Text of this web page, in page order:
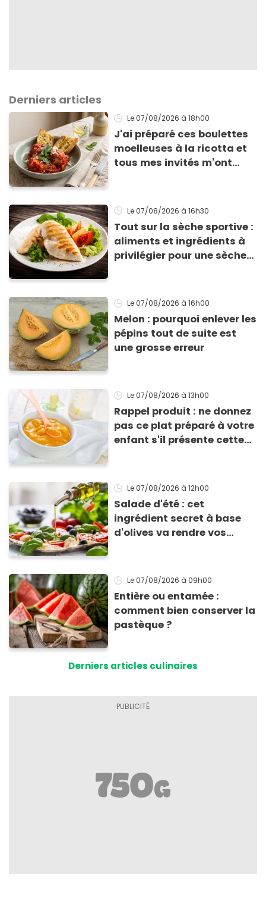
Derniers articles
Le 07/08/2026 à 18h00
J'ai préparé ces boulettes
moelleuses à la ricotta et
tous mes invités m'ont
Le 07/08/2026 à 16h30
Tout sur la sèche sportive :
aliments et ingrédients à
privilégier pour une sèche
Le 07/08/2026 à 16h00
Melon : pourquoi enlever les
pépins tout de suite est
une grosse erreur
Le 07/08/2026 à 13h00
Rappel produit : ne donnez
pas ce plat préparé à votre
enfant s'il présente cette
Le 07/08/2026 à 12h00
Salade d'été : cet
ingrédient secret à base
d'olives va rendre vos
Le 07/08/2026 à 09h00
Entière ou entamée :
comment bien conserver la
pastèque ?
Derniers articles culinaires